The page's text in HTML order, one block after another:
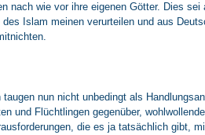
nach wie vor ihre eigenen Götter. Dies
des Islam meinen verurteilen und aus
taugen nun nicht unbedingt als
und Flüchtlingen gegenüber,
die es ja tatsächlich gibt,